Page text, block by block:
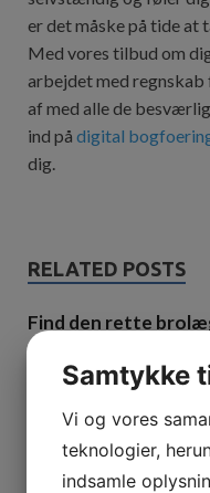
er det måske på tide at
Med vores tilbud om
arbejdet med
af med alle de
ind på digital
dig.
RELATED POSTS
Find den rette
udendørsprojekter
14. maj 2026
Samtykke
Vi og vores
teknologier,
indsamle